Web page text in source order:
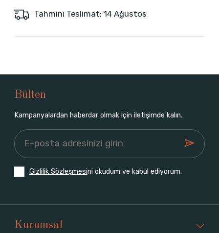
Tahmini Teslimat: 14 Ağustos
Bülten
Kampanyalardan haberdar olmak için iletişimde kalın.
Gizlilik Sözleşmesini okudum ve kabul ediyorum.
Kurumsal